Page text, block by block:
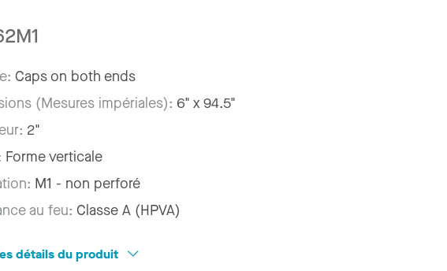
Caps on both ends
(Mesures impériales):6" x 94.5"
2"
Forme verticale
M1 - non perforé
au feu:Classe A (HPVA)
détails du produit